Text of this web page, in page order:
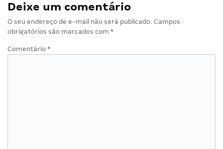
Deixe um comentário
O seu endereço de e-mail não será publicado. Campos
obrigatórios são marcados com *
Comentário *